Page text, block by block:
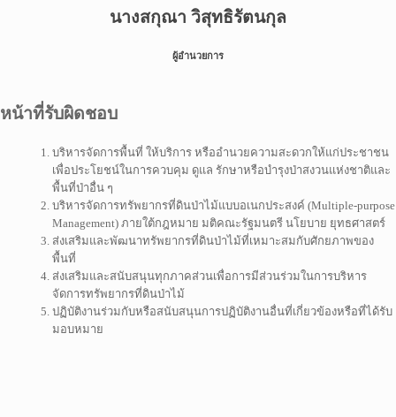
นางสกุณา วิสุทธิรัตนกุล
ผู้อำนวยการ
หน้าที่รับผิดชอบ
บริหารจัดการพื้นที่ ให้บริการ หรืออำนวยความสะดวกให้แก่ประชาชน
เพื่อประโยชน์ในการควบคุม ดูแล รักษาหรือบำรุงป่าสงวนแห่งชาติและ
พื้นที่ป่าอื่น ๆ
บริหารจัดการทรัพยากรที่ดินป่าไม้แบบอเนกประสงค์ (Multiple-purpose
Management) ภายใต้กฎหมาย มติคณะรัฐมนตรี นโยบาย ยุทธศาสตร์
ส่งเสริมและพัฒนาทรัพยากรที่ดินป่าไม้ที่เหมาะสมกับศักยภาพของ
พื้นที่
ส่งเสริมและสนับสนุนทุกภาคส่วนเพื่อการมีส่วนร่วมในการบริหาร
จัดการทรัพยากรที่ดินป่าไม้
ปฏิบัติงานร่วมกับหรือสนับสนุนการปฏิบัติงานอื่นที่เกี่ยวข้องหรือที่ได้รับ
มอบหมาย